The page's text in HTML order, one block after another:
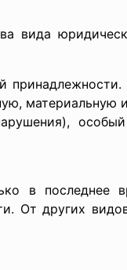
вида
материальную
в последнее
От других